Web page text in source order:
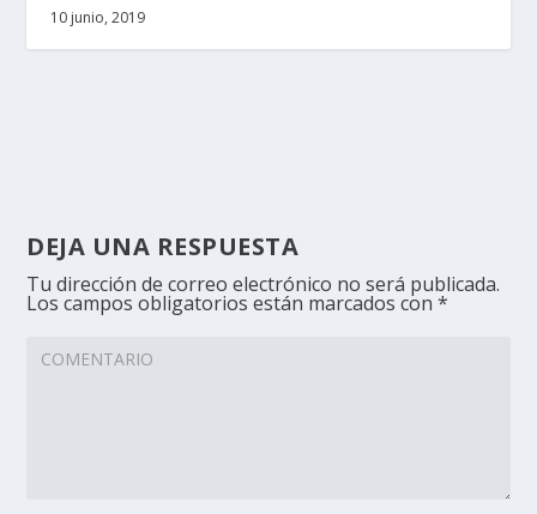
10 junio, 2019
DEJA UNA RESPUESTA
Tu dirección de correo electrónico no será publicada.
Los campos obligatorios están marcados con*